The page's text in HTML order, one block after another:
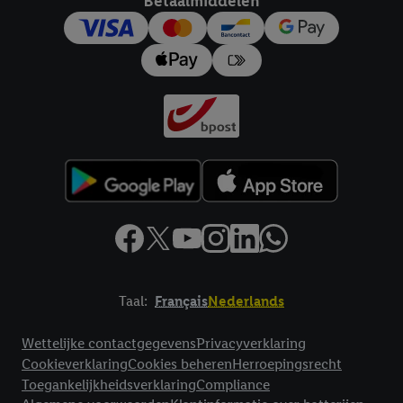
Taal: FrançaisNederlands
Wettelijke contactgegevensPrivacyverklaring
CookieverklaringCookies beherenHerroepingsrecht
ToegankelijkheidsverklaringCompliance
trekken, vindt u in onzeprivacyverklaring.Je vindt het
impressum hier.